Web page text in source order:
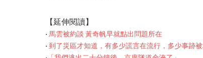
【延伸閱讀】
‧ 馬雲被約談 黃奇帆早就點出問題所在
‧ 到了災區才知道，有多少謊言在流行，多少事跡被